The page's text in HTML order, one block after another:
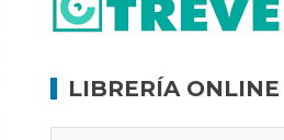
LIBRERÍA ONLINE
Memoria inacabada